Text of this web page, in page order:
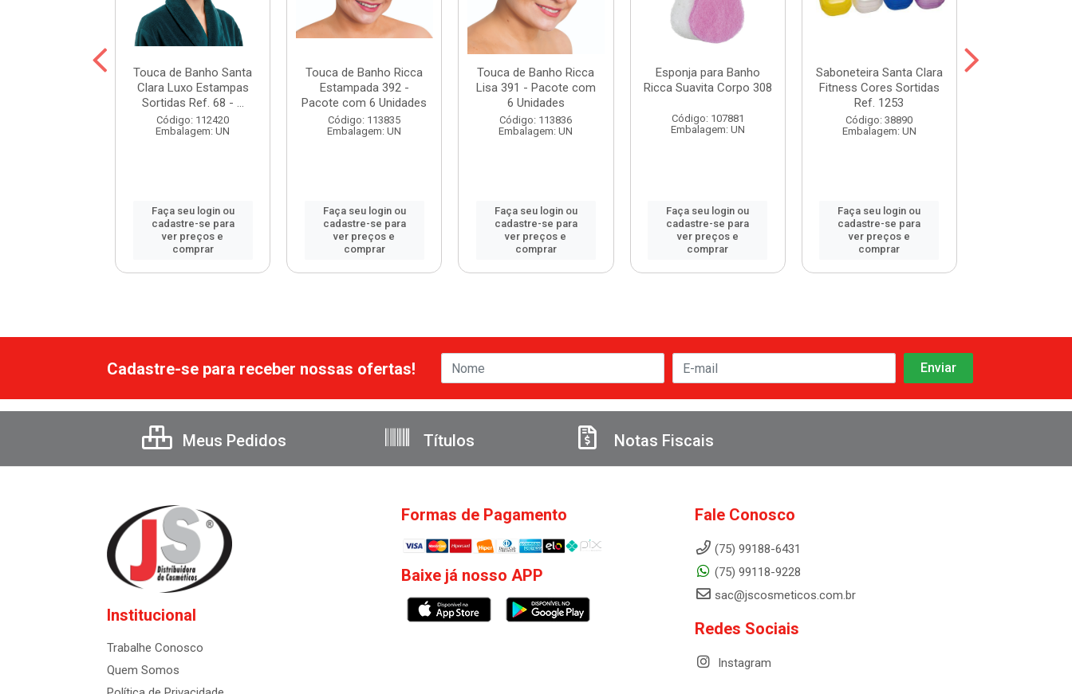
Touca de Banho Santa
Clara Luxo Estampas
Sortidas Ref. 68 - ...
Código: 112420
Embalagem: UN
Faça seu login ou
cadastre-se para
ver preços e
comprar
Touca de Banho Ricca
Estampada 392 -
Pacote com 6 Unidades
Código: 113835
Embalagem: UN
Faça seu login ou
cadastre-se para
ver preços e
comprar
Touca de Banho Ricca
Lisa 391 - Pacote com
6 Unidades
Código: 113836
Embalagem: UN
Faça seu login ou
cadastre-se para
ver preços e
comprar
Esponja para Banho
Ricca Suavita Corpo 308
Código: 107881
Embalagem: UN
Faça seu login ou
cadastre-se para
ver preços e
comprar
Saboneteira Santa Clara
Fitness Cores Sortidas
Ref. 1253
Código: 38890
Embalagem: UN
Faça seu login ou
cadastre-se para
ver preços e
comprar
Cadastre-se para receber nossas ofertas!
Meus Pedidos Títulos Notas Fiscais
Institucional
Trabalhe Conosco
Quem Somos
Formas de Pagamento
Baixe já nosso APP
Fale Conosco
(75) 99188-6431
(75) 99118-9228
sac@jscosmeticos.com.br
Redes Sociais
Instagram